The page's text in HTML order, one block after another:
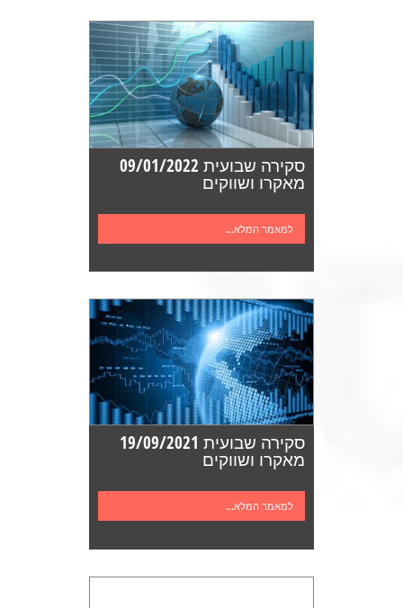
סקירה שבועית 09/01/2022
מאקרו ושווקים
למאמר המלא...
סקירה שבועית 19/09/2021
מאקרו ושווקים
למאמר המלא...